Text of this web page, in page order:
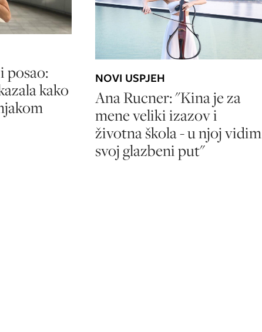
posao:
kako
NOVI USPJEH
Ana Rucner: "Kina je za
mene veliki izazov i
životna škola - u njoj vidim
svoj glazbeni put"